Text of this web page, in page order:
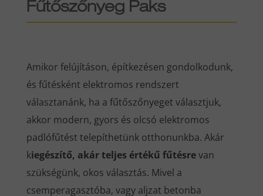
Fűtőszőnyeg Paks
Amikor felújításon, építkezésen gondolkodunk,
és fűtésként elektromos rendszert
választanánk, ha a fűtőszőnyeget választjuk,
akkor modern, gyors és olcsó elektromos
padlófűtést telepíthetünk otthonunkba. Akár
kiegészítő, akár teljes értékű fűtésrevan
szükségünk, okos választás. Mivel a
csemperagasztóba, vagy aljzat betonba